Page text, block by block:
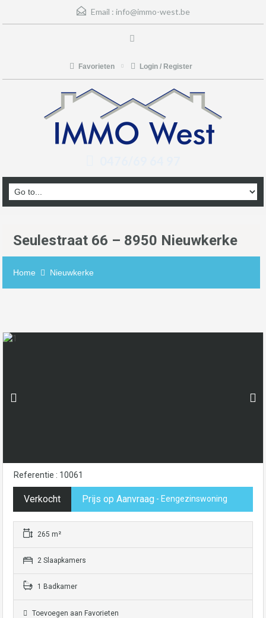
Email : info@immo-west.be
Favorieten Login / Register
Seulestraat 66 – 8950 Nieuwkerke
Home Nieuwkerke
Referentie : 10061
Verkocht Prijs op Aanvraag - Eengezinswoning
265 m²
2 Slaapkamers
1 Badkamer
Toevoegen aan Favorieten